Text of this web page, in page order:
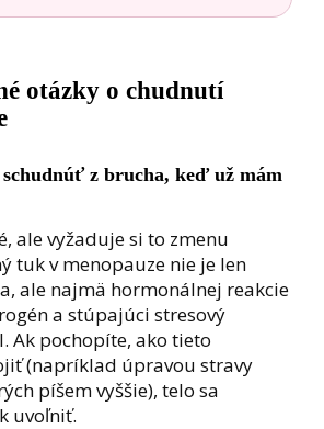
otázky o chudnutí
schudnúť z brucha, keď už mám
ale vyžaduje si to zmenu
tuk v menopauze nie je len
ale najmä hormonálnej reakcie
a stúpajúci stresový
Ak pochopíte, ako tieto
(napríklad úpravou stravy
píšem vyššie), telo sa
uvoľniť.